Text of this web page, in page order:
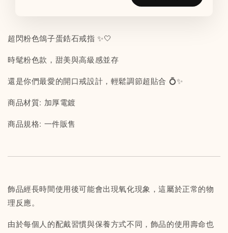
超閃粉色鴿子蛋鋯石戒指 ✨🤍
時髦粉色款，甜美與高級感並存
還是你們最愛的開口戒設計，輕鬆調節超貼合 💍✨
商品材質: 加厚電鍍
商品規格: 一件販售
飾品經長時間使用後可能會出現氧化現象，這屬於正常的物
理反應。
由於每個人的配戴習慣與保養方式不同，飾品的使用壽命也